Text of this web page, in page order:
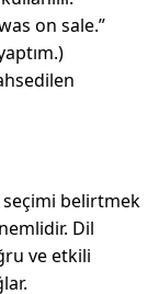
on sale.”
belirtmek
Dil
ve etkili